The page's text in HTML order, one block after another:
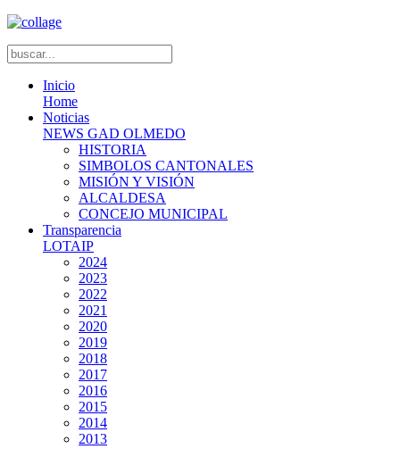
Inicio
Home
Noticias
NEWS GAD OLMEDO
HISTORIA
SIMBOLOS CANTONALES
MISIÓN Y VISIÓN
ALCALDESA
CONCEJO MUNICIPAL
Transparencia
LOTAIP
2024
2023
2022
2021
2020
2019
2018
2017
2016
2015
2014
2013